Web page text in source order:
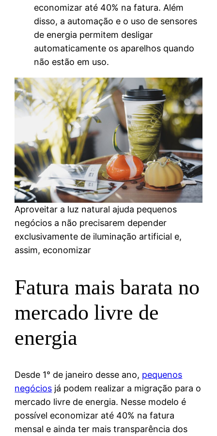
economizar até 40% na fatura. Além
disso, a automação e o uso de sensores
de energia permitem desligar
automaticamente os aparelhos quando
não estão em uso.
Aproveitar a luz natural ajuda pequenos
negócios a não precisarem depender
exclusivamente de iluminação artificial e,
assim, economizar
Fatura mais barata no
mercado livre de
energia
Desde 1° de janeiro desse ano, pequenos
negócios já podem realizar a migração para o
mercado livre de energia. Nesse modelo é
possível economizar até 40% na fatura
mensal e ainda ter mais transparência dos